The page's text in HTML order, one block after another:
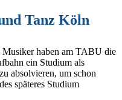
Tanz Köln
Musiker haben am TABU die
ein Studium als
absolvieren, um schon
späteres Studium